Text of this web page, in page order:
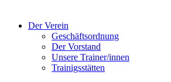
Der Verein
Geschäftsordnung
Der Vorstand
Unsere Trainer/innen
Trainigsstätten